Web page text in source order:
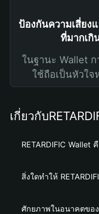
ป้องกันความเสี่ยง
ที่มากเกิ
ในฐานะ Wallet
ใช้ถือเป็นหัวใจ
เกี่ยวกับ
RETARDIFIC Wallet
สิ่งใดทำให้
ศักยภาพในอนาคตของ